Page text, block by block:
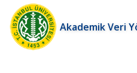
Akademik Veri